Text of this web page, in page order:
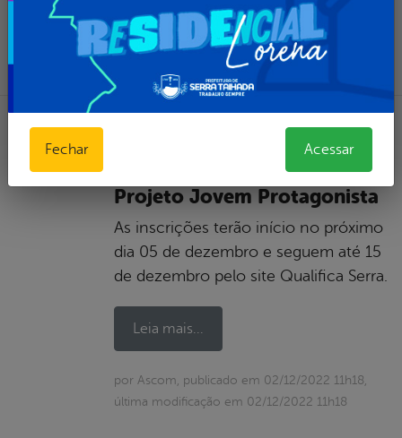
por Ascom, publicado em 03/01/2023 17h35,
última modificação em 03/01/2023 17h35
DESENVOLVIMENTO ECONÔMICO
Prefeitura lança edital do
Projeto Jovem Protagonista
As inscrições terão início no próximo
dia 05 de dezembro e seguem até 15
de dezembro pelo site Qualifica Serra.
Leia mais...
por Ascom, publicado em 02/12/2022 11h18,
última modificação em 02/12/2022 11h18
Fechar Acessar